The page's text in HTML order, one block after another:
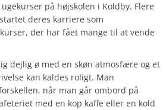
på højskolen i Koldby. Flere
deres karriere som
der har fået mange til at vende
dejlig ø med en skøn atmosfære og et
kan kaldes roligt. Man
når man går ombord på
med en kop kaffe eller en kold